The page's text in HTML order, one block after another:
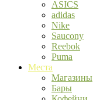
ASICS
adidas
Nike
Saucony
Reebok
Puma
Места
Магазины
Бары